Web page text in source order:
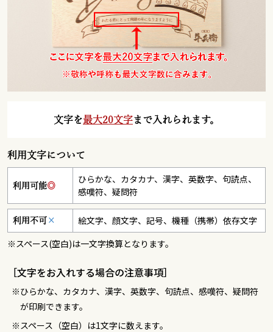
文字を最大20文字まで入れられます。
利用文字について
利用可能◎
ひらかな、カタカナ、漢字、英数字、句読点、
感嘆符、疑問符
利用不可 ×
絵文字、顔文字、記号、機種（携帯）依存文字
※スペース(空白)は一文字換算となります。
［文字をお入れする場合の注意事項］
ひらかな、カタカナ、漢字、英数字、句読点、感嘆符、疑問符
が印刷できます。
スペース（空白）は1文字に数えます。